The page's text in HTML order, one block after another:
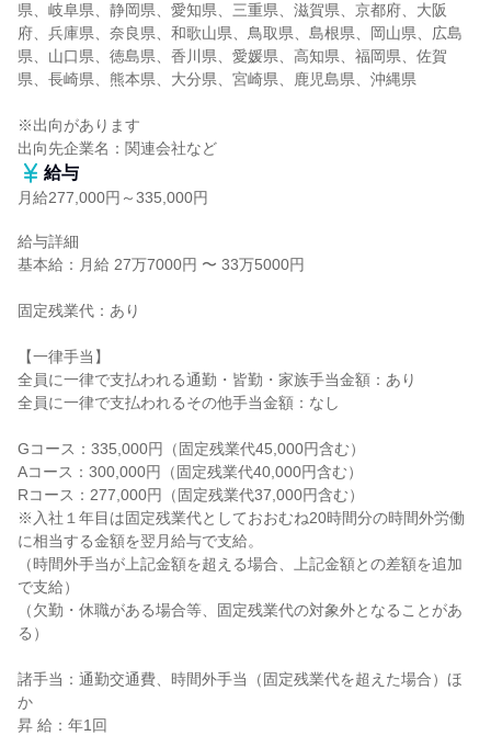
県、岐阜県、静岡県、愛知県、三重県、滋賀県、京都府、大阪
府、兵庫県、奈良県、和歌山県、鳥取県、島根県、岡山県、広島
県、山口県、徳島県、香川県、愛媛県、高知県、福岡県、佐賀
県、長崎県、熊本県、大分県、宮崎県、鹿児島県、沖縄県
※出向があります
出向先企業名：関連会社など
給与
月給277,000円～335,000円
給与詳細
基本給：月給 27万7000円 〜 33万5000円
固定残業代：あり
【一律手当】
全員に一律で支払われる通勤・皆勤・家族手当金額：あり
全員に一律で支払われるその他手当金額：なし
Gコース：335,000円（固定残業代45,000円含む）
Aコース：300,000円（固定残業代40,000円含む）
Rコース：277,000円（固定残業代37,000円含む）
※入社１年目は固定残業代としておおむね20時間分の時間外労働
に相当する金額を翌月給与で支給。
（時間外手当が上記金額を超える場合、上記金額との差額を追加
で支給）
（欠勤・休職がある場合等、固定残業代の対象外となることがあ
る）
諸手当：通勤交通費、時間外手当（固定残業代を超えた場合）ほ
か
昇 給：年1回